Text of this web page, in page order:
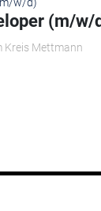
(m/w/
Kreis Mettmann